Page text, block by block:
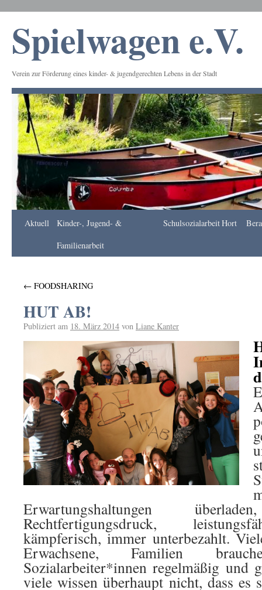
Spielwagen e.V.
Verein zur Förderung eines kinder- & jugendgerechten Lebens in der Stadt
Apotheke
Aktuell
Kinder-, Jugend- &
Familienarbeit
SchulsozialarbeitHort
← FOODSHARING
HUT AB!
Publiziert am 18. März 2014 von Liane Kanter
Erwartungshaltungen
Rechtfertigungsdruck,
kämpferisch, immer unterbezahlt.
Erwachsene, Familien
Sozialarbeiter*innen regelmäßig und
viele wissen überhaupt nicht, dass es